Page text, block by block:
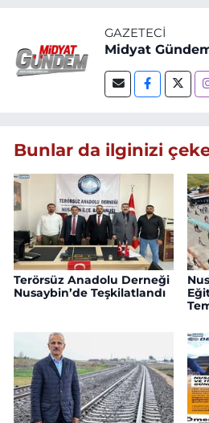
GAZETECI
Midyat
Bunlar da ilginizi
Terörsüz Anadolu Derneği
Nusaybin’de Teşkilatlandı